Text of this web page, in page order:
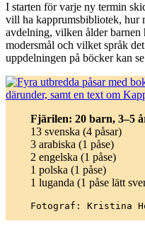
I starten för varje ny termin
vill ha kapprumsbibliotek, hur
avdelning, vilken ålder barnen
modersmål och vilket språk
uppdelningen på böcker kan
Fjärilen: 20 barn, 3–5
13 svenska (4 påsar)
3 arabiska (1 påse)
2 engelska (1 påse)
1 polska (1 påse)
1 luganda (1 påse lätt
Fotograf: Kristina